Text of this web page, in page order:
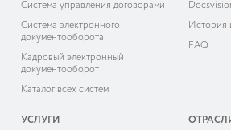
Система управления договорами
Система электронного
документооборота
Кадровый электронный
документооборот
Каталог всех систем
История
FAQ
УСЛУГИ